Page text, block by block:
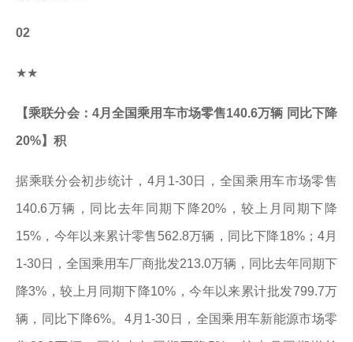
02
★★
【乘联分会：4月全国乘用车市场零售140.6万辆 同比下降
20%】积
据乘联分会初步统计，4月1-30日，全国乘用车市场零售
140.6万辆，同比去年同期下降20%，较上月同期下降
15%，今年以来累计零售562.8万辆，同比下降18%；4月
1-30日，全国乘用车厂商批发213.0万辆，同比去年同期下
降3%，较上月同期下降10%，今年以来累计批发799.7万
辆，同比下降6%。4月1-30日，全国乘用车新能源市场零